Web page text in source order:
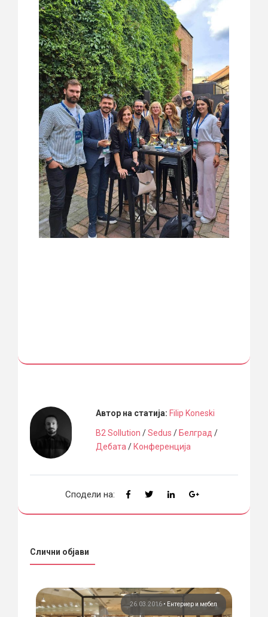
Автор на статија: Filip Koneski
B2 Sollution /Sedus / Белград /
Дебата / Конференција
Сподели на:
Слични објави
26.03.2016 • Ентериер и мебел